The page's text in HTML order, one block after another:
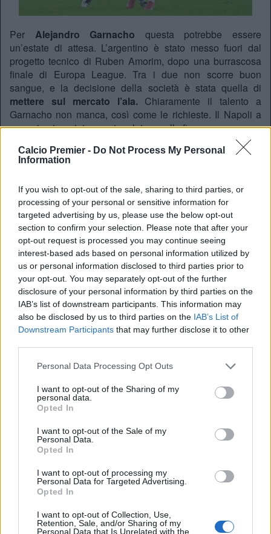
Calcio Premier - Do Not Process My Personal
Information
If you wish to opt-out of the sale, sharing to third parties, or
processing of your personal or sensitive information for
targeted advertising by us, please use the below opt-out
section to confirm your selection. Please note that after your
opt-out request is processed you may continue seeing
interest-based ads based on personal information utilized by
us or personal information disclosed to third parties prior to
your opt-out. You may separately opt-out of the further
disclosure of your personal information by third parties on the
IAB’s list of downstream participants. This information may
also be disclosed by us to third parties on the IAB’s List of
Downstream Participants that may further disclose it to other
Personal Data Processing Opt Outs
I want to opt-out of the Sharing of my
personal data.
Opted In
I want to opt-out of the Sale of my
Personal Data.
Opted In
I want to opt-out of processing my
Personal Data for Targeted Advertising.
Opted In
I want to opt-out of Collection, Use,
Retention, Sale, and/or Sharing of my
Personal Data that Is Unrelated with the
Per Alejandro Garnacho questa potrebbe essere
un’estate di attesa. L’argentino è stato messo fuori dal
progetto tecnico di Ruben Amorim, dopo una burrascosa
finale di Europa League. Tra i due non scorre buon
sangue, e la decisione della società è stata quella di
mettere sul mercato l’ala.Chiaramente il talento a
Garnacho non manca, così come le richieste. Il Napoli a
gennaio si era interessato a lui, ma alla fine non se ne era
fatto niente. Negli ultimi giorni sembra che ad interessarsi
a lui sia stato un grande ex del Manchester United, 0vvero
Cristiano Ronaldo.
Coppia da sogno
Il passato, e quello avrebbe dovuto essere il futuro dei Red
Devils.L’Al-Nassrinfatti, avrebbe tentato di approcciare
proprio Garnacho. Come riporta ilTelegraph, l’argentino
avrebbe declinato l’offerta. Vuole giocare in Europa, e
rifiuta le destinazioni saudite. Il 21enne ha una valutazione
di circa 45 milioni, ed il Manchester United spera nella sua
cessione per mettere a bilancio una plusvalenza
importante, e per finanziare nuovi colpi.
Stadio:Old Trafford (75.731)
Città:Manchester
Manager:Ruben Amorim